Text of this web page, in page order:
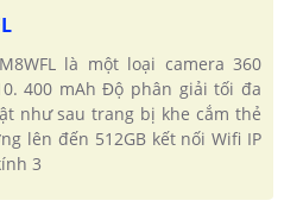
là một loại camera 360
400 mAh Độ phân giải tối đa
như sau trang bị khe cắm thẻ
lên đến 512GB kết nối Wifi IP
3